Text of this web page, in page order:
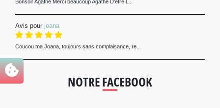
Bonsoir Agathe Merci beaucoup Agathe D’être l...
Avis pour joana
Coucou ma Joana, toujours sans complaisance, re...
NOTRE FACEBOOK